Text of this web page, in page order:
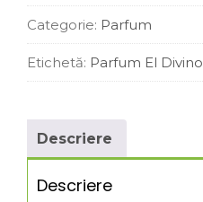
50
quantity
Categorie: Parfum
Etichetă: Parfum El Divino
Descriere
Descriere